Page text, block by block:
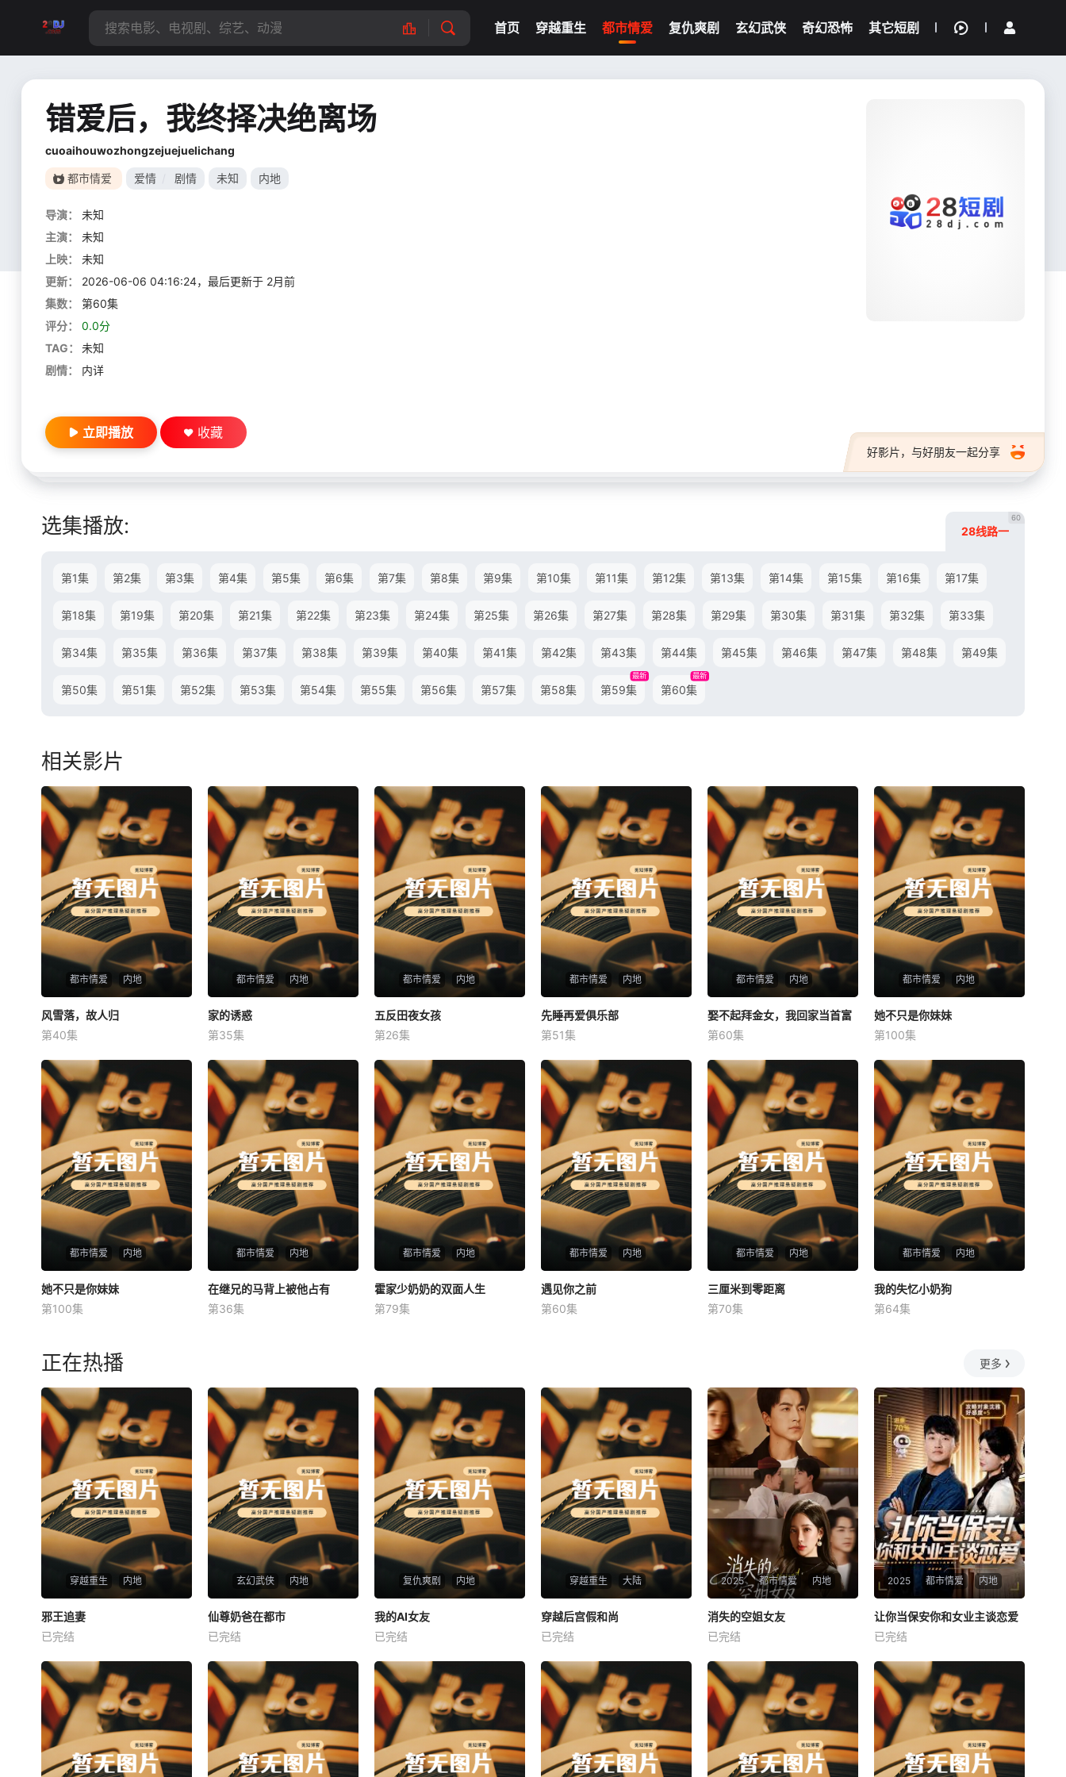
首页 穿越重生 都市情爱 复仇爽剧 玄幻武侠 奇幻恐怖 其它短剧
我的观影记录
错爱后，我终择决绝离场
cuoaihouwozhongzejuejuelichang
都市情爱 爱情 剧情 未知 内地
导演：
未知
主演：
未知
上映：
未知
更新：
2026-06-06 04:16:24，最后更新于 2月前
集数：
第60集
评分：
0.0分
TAG：
未知
剧情：
内详
好影片，与好朋友一起分享
立即播放 收藏
选集播放: 28线路一
60
第1集 第2集 第3集 第4集 第5集 第6集 第7集 第8集 第9集 第10集 第11集 第12集 第13集 第14集 第15集 第16集 第17集
第18集 第19集 第20集 第21集 第22集 第23集 第24集 第25集 第26集 第27集 第28集 第29集 第30集 第31集 第32集 第33集
第34集 第35集 第36集 第37集 第38集 第39集 第40集 第41集 第42集 第43集 第44集 第45集 第46集 第47集 第48集 第49集
第50集 第51集 第52集 第53集 第54集 第55集 第56集 第57集 第58集 第59集
最新
第60集
最新
相关影片
都市情爱 内地
风雪落，故人归
未知
风雪落，故人归
第40集
都市情爱 内地
家的诱惑
未知
家的诱惑
第35集
都市情爱 内地
五反田夜女孩
未知
五反田夜女孩
第26集
都市情爱 内地
先睡再爱俱乐部
未知
先睡再爱俱乐部
第51集
都市情爱 内地
娶不起拜金女，我回家当首富
未知
娶不起拜金女，我回家当首富
第60集
都市情爱 内地
她不只是你妹妹
未知
她不只是你妹妹
第100集
都市情爱 内地
她不只是你妹妹
未知
她不只是你妹妹
第100集
都市情爱 内地
未知
在继兄的马背上被他占有
第36集
都市情爱 内地
霍家少奶奶的双面人生
未知
霍家少奶奶的双面人生
第79集
都市情爱 内地
遇见你之前
未知
遇见你之前
第60集
都市情爱 内地
三厘米到零距离
未知
三厘米到零距离
第70集
都市情爱 内地
我的失忆小奶狗
未知
我的失忆小奶狗
第64集
正在热播 更多
穿越重生 内地
邪王追妻
未知
邪王追妻
已完结
玄幻武侠 内地
仙尊奶爸在都市
未知
仙尊奶爸在都市
已完结
复仇爽剧 内地
我的AI女友
未知
我的AI女友
已完结
穿越重生 大陆
穿越后宫假和尚
未知
穿越后宫假和尚
已完结
2025 都市情爱 内地
消失的空姐女友
未知
消失的空姐女友
已完结
2025 都市情爱 内地
未知
让你当保安你和女业主谈恋爱
已完结